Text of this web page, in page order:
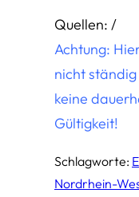
Quellen: /
Achtung:
nicht
keine
Gültigkeit!
Schlagworte:
Nordrhein-